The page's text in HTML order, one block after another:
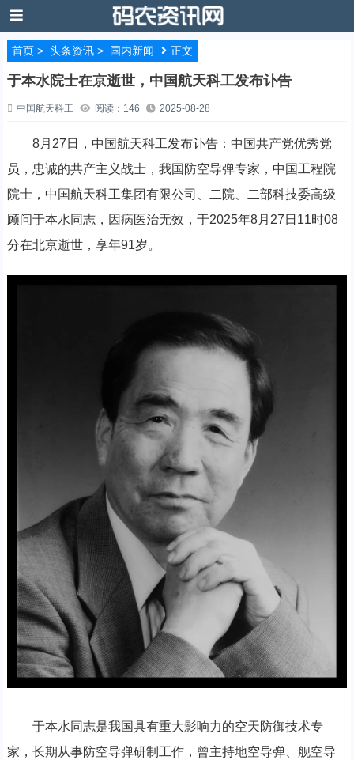
首页> 头条资讯> 国内新闻 正文
于本水院士在京逝世，中国航天科工发布讣告
中国航天科工 阅读：146 2025-08-28
8月27日，中国航天科工发布讣告：中国共产党优秀党
员，忠诚的共产主义战士，我国防空导弹专家，中国工程院
院士，中国航天科工集团有限公司、二院、二部科技委高级
顾问于本水同志，因病医治无效，于2025年8月27日11时08
分在北京逝世，享年91岁。
于本水同志是我国具有重大影响力的空天防御技术专
家，长期从事防空导弹研制工作，曾主持地空导弹、舰空导